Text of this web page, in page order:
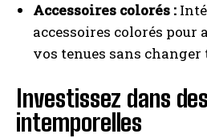
Accessoires colorés :
accessoires colorés pour
vos tenues sans changer
Investissez dans
intemporelles